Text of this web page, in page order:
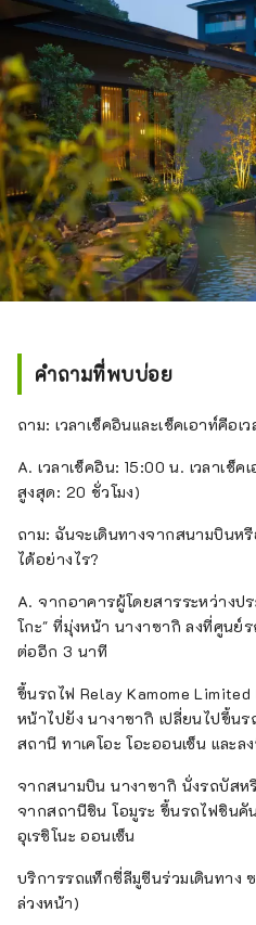
คำถามที่พบบ่อย
ถาม: เวลาเช็คอินและเช็คเอาท์คือเ
A. เวลาเช็คอิน: 15:00 น. เวลาเช็ค
สูงสุด: 20 ชั่วโมง)
ถาม: ฉันจะเดินทางจากสนามบินห
ได้อย่างไร?
A. จากอาคารผู้โดยสารระหว่างป
โกะ" ที่มุ่งหน้า นางาซากิ ลงที่ศูนย์
ต่ออีก 3 นาที
ขึ้นรถไฟ Relay Kamome
หน้าไปยัง นางาซากิ เปลี่ยนไปขึ้น
สถานี ทาเคโอะ โอะออนเซ็น และล
จากสนามบิน นางาซากิ นั่งรถบัสห
จากสถานีชิน โอมูระ ขึ้นรถไฟชินคั
อุเรชิโนะ ออนเซ็น
บริการรถแท็กซี่ลีมูซีนร่วมเดินทาง
ล่วงหน้า)